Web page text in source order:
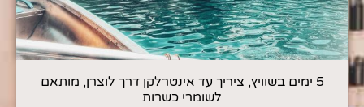
5 ימים בשוויץ, ציריך עד אינטרלקן דרך לוצרן, מותאם
לשומרי כשרות